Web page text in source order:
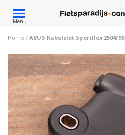
Toggle
navigation
Menu
Home / ABUS Kabelslot Sportflex 2504/90